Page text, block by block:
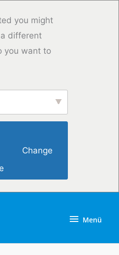
you might
different
you want to
Menü